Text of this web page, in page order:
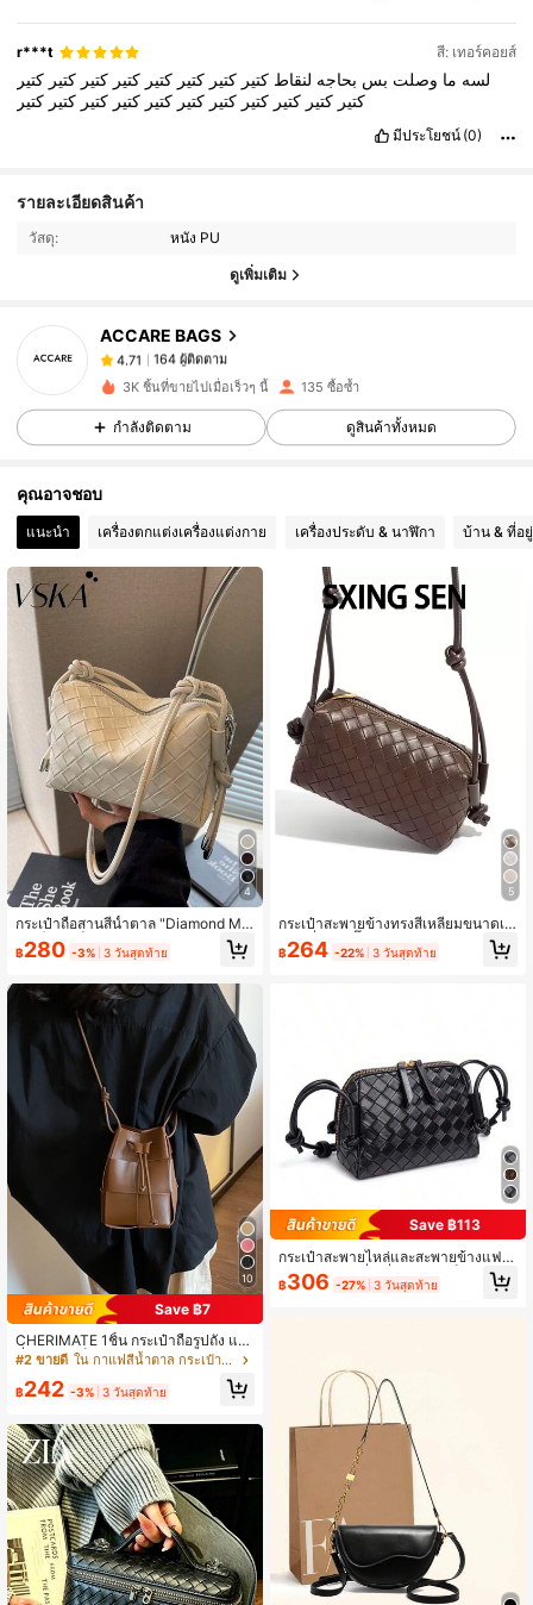
r***t สี: เทอร์คอยส์
لسه ما وصلت بس بحاجه لنقاط كتير كتير كتير كتير كتير كتير كتير كتير
كتير كتير كتير كتير كتير كتير كتير كتير كتير كتير كتير
มีประโยชน์ (0)
รายละเอียดสินค้า
วัสดุ: หนัง PU
ดูเพิ่มเติม
ACCARE BAGS
4.71
164 ผู้ติดตาม
4.71
164 ผู้ติดตาม
s***i
ตาม
1 วันที่ผ่านมา
4.71 164 ผู้ติดตาม
164 ผู้ติดตาม
3K ชิ้นที่ขายไปเมื่อเร็วๆ นี้ 135 ซื้อซ้ำ
กำลังติดตาม ดูสินค้าทั้งหมด
คุณอาจชอบ
แนะนำ เครื่องตกแต่งเครื่องแต่งกาย เครื่องประดับ & นาฬิกา บ้าน & ที่อ
4
กระเป๋าถือสานสีน้ำตาล "Diamond Ma
ze" | ปลดล็อกสไตล์วินเทจสมัยใหม่-พู่เ
ชือกหนัง หมุดโลหะ ชุดอุปกรณ์ที่ตีควา
ยจและความประณีต ระบบสายสะพายไ
หล่เชือกหนัง: เชือกหนังสีเดียวกันหลายเ
ส้นห้อยลงมาจากด้านบนของกระเป๋าอย่
างเป็นธรรมชาติ
฿280 -3% 3 วันสุดท้าย
10
Save ฿7
CHERIMATE 1ชิ้น กระเป๋าถือรูปถัง แฟ
ชั่น ขนาดเล็ก, กระเป๋าถือผู้หญิงแบบสา
าสะพายข้างแบบเรียบหรูสำหรับเดินทา
านประจำวัน
#2 ขายดี ใน กาแฟสีน้ำตาล กระเป๋าสะพายข้างผู้หญิง
฿242 -3% 3 วันสุดท้าย
5
กระเป๋าสะพายข้างทรงสี่เหลี่ยมขนาดเล็
กแฟชั่นลายปั๊มนูนทออเนกประสงค์ พร้อ
มสายสะพายผูกปม น้ำหนักเบา จุของได้
฿264 -22% 3 วันสุดท้าย
Save ฿113
กระเป๋าสะพายไหล่และสะพายข้างแฟชั่
นมินิมอล ทรงสี่เหลี่ยมขนาดเล็ก ซิปคู่ ล
ายถักวินเทจแบบมีเท็กซ์เจอร์ อเนกประ
฿306 -27% 3 วันสุดท้าย